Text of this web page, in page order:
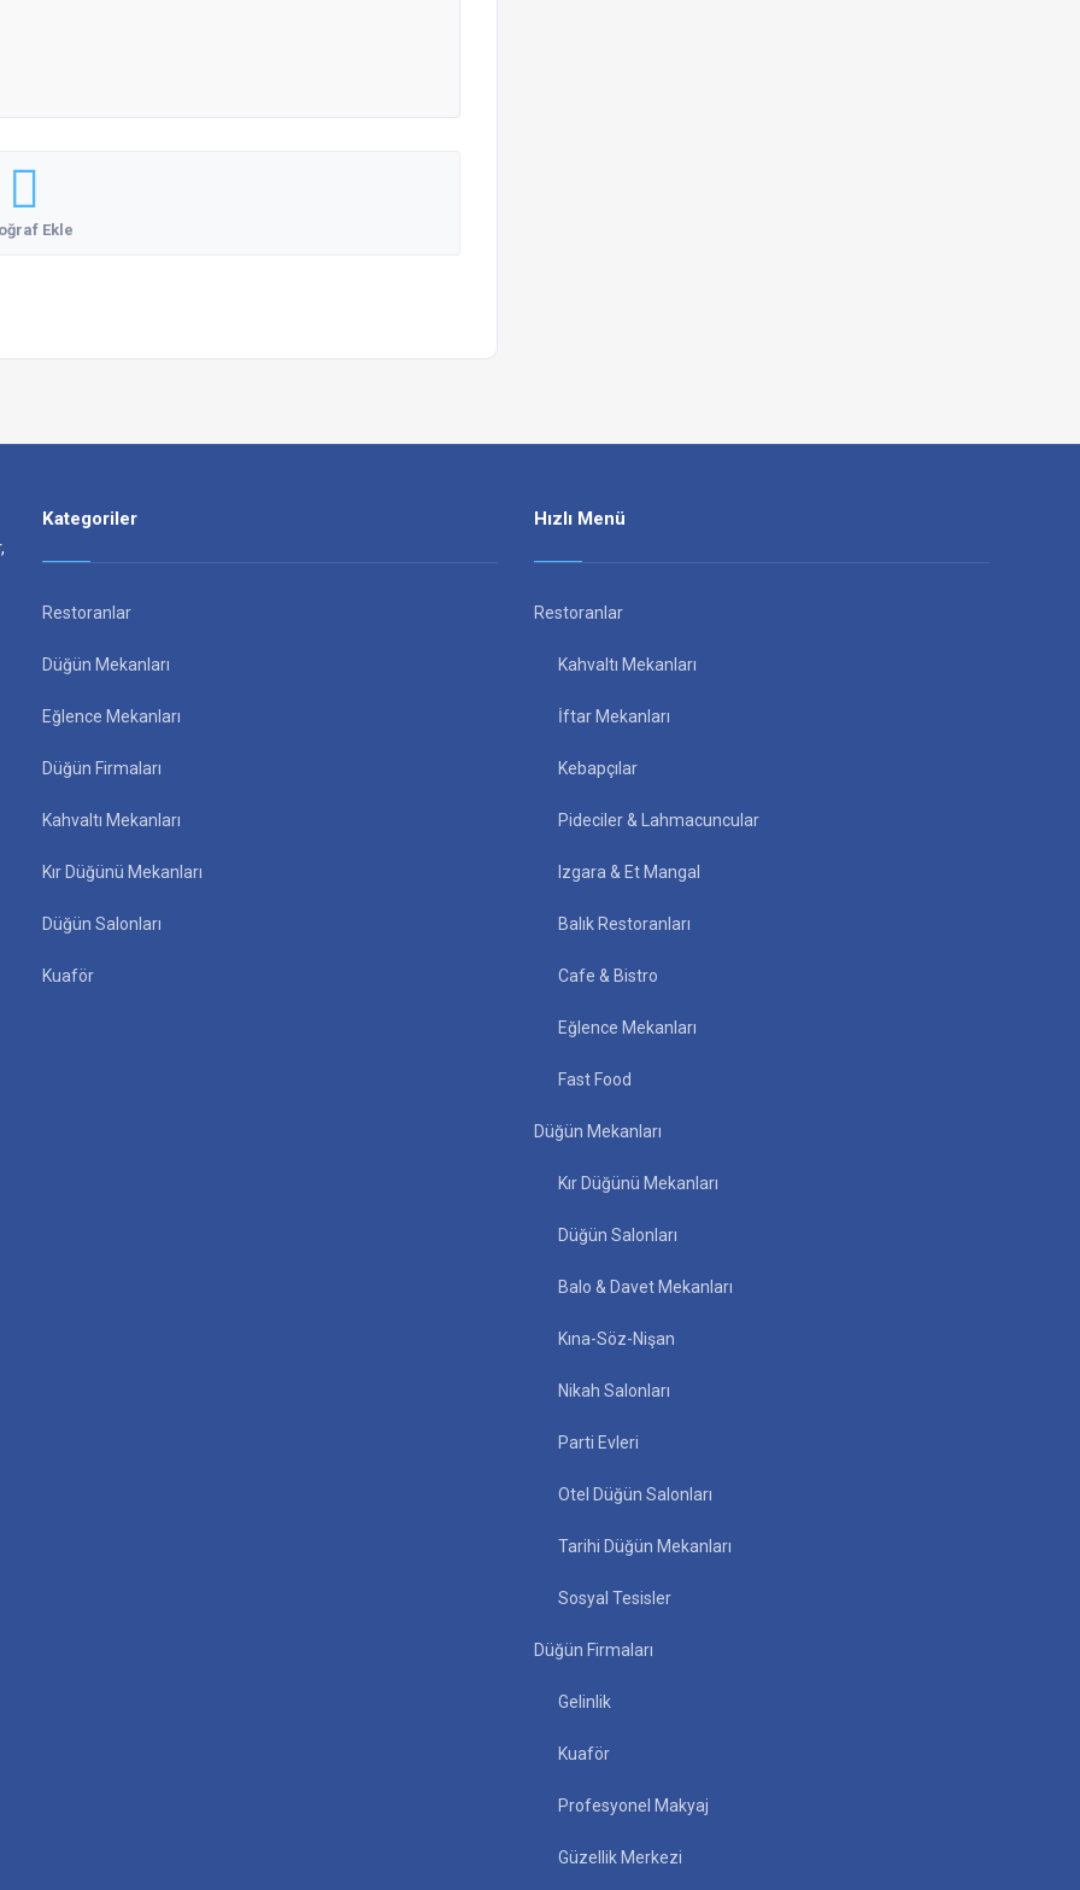
Ekle
Kategoriler
Restoranlar
Düğün Mekanları
Eğlence Mekanları
Düğün Firmaları
Kahvaltı Mekanları
Kır Düğünü Mekanları
Düğün Salonları
Kuaför
Hızlı Menü
Restoranlar
Kahvaltı Mekanları
İftar Mekanları
Kebapçılar
Pideciler & Lahmacuncular
Izgara & Et Mangal
Balık Restoranları
Cafe & Bistro
Eğlence Mekanları
Fast Food
Düğün Mekanları
Kır Düğünü Mekanları
Düğün Salonları
Balo & Davet Mekanları
Kına-Söz-Nişan
Nikah Salonları
Parti Evleri
Otel Düğün Salonları
Tarihi Düğün Mekanları
Sosyal Tesisler
Düğün Firmaları
Gelinlik
Kuaför
Profesyonel Makyaj
Güzellik Merkezi